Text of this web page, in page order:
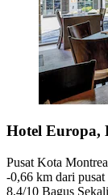
Hotel Europa,
Pusat Kota
‐0,66 km dari pusat
8,4/10 Bagus